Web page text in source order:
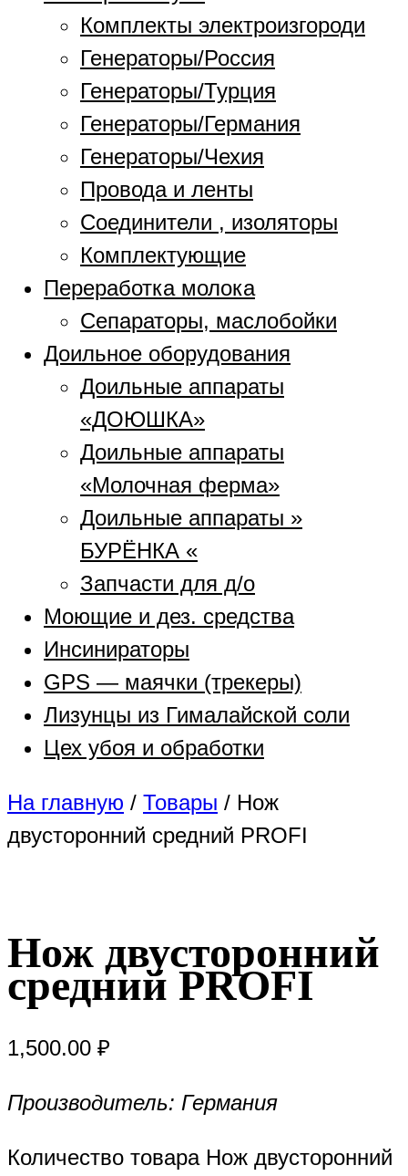
Комплекты электроизгороди
Генераторы/Россия
Генераторы/Турция
Генераторы/Германия
Генераторы/Чехия
Провода и ленты
Соединители , изоляторы
Комплектующие
Переработка молока
Сепараторы, маслобойки
Доильное оборудования
Доильные аппараты
«ДОЮШКА»
Доильные аппараты
«Молочная ферма»
Доильные аппараты »
БУРЁНКА «
Запчасти для д/о
Моющие и дез. средства
Инсинираторы
GPS — маячки (трекеры)
Лизунцы из Гималайской соли
Цех убоя и обработки
На главную / Товары / Нож
двусторонний средний PROFI
Нож двусторонний
средний PROFI
1,500.00 ₽
Производитель: Германия
Количество товара Нож двусторонний